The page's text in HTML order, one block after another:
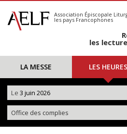
S'abonner
Calendrier
Association Épiscopale
les pays Francophones
les
LA MESSE LES HEURES
Le 3 juin 2026
Office des complies